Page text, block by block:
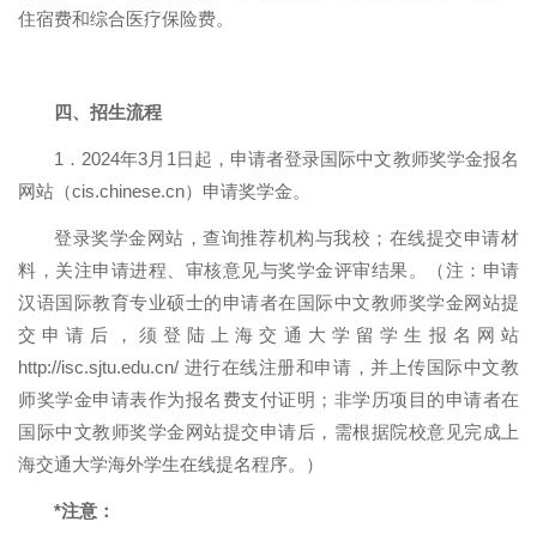
住宿费和综合医疗保险费。
四、招生流程
1 ． 2024年3月 1 日起，申请者登录国际中文教师奖学金报名
网站（cis.chinese.cn）申请奖学金。
登录奖学金网站，查询推荐机构与我校；在线提交申请材
料，关注申请进程、审核意见与奖学金评审结果。（注：申请
汉语国际教育专业硕士的申请者在国际中文教师奖学金网站提
交申请后，须登陆上海交通大学留学生报名网站
http://isc.sjtu.edu.cn/ 进行在线注册和申请，并上传国际中文教
师奖学金申请表作为报名费支付证明；非学历项目的申请者在
国际中文教师奖学金网站提交申请后，需根据院校意见完成上
海交通大学海外学生在线提名程序。）
*注意：